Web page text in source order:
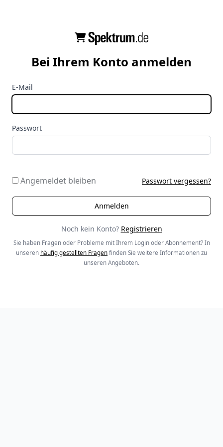
Bei Ihrem Konto anmelden
E-Mail
Passwort
Angemeldet bleiben Passwort vergessen?
Noch kein Konto? Registrieren
Sie haben Fragen oder Probleme mit Ihrem Login oder Abonnement? In
unseren häufig gestellten Fragen finden Sie weitere Informationen zu
unseren Angeboten.